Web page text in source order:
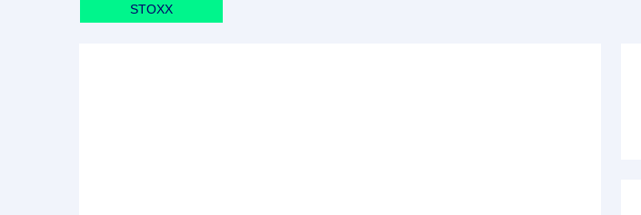
STOXX